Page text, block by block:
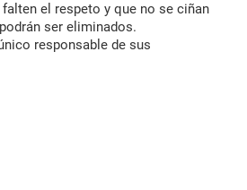
el respeto y que no se ciñan
ser eliminados.
responsable de sus